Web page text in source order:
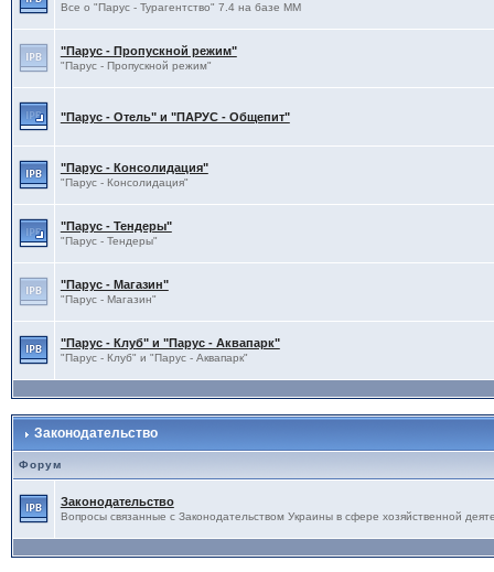
Все о "Парус - Турагентство" 7.4 на базе ММ
"Парус - Пропускной режим"
"Парус - Пропускной режим"
"Парус - Отель" и "ПАРУС - Общепит"
"Парус - Консолидация"
"Парус - Консолидация"
"Парус - Тендеры"
"Парус - Тендеры"
"Парус - Магазин"
"Парус - Магазин"
"Парус - Клуб" и "Парус - Аквапарк"
"Парус - Клуб" и "Парус - Аквапарк"
Законодательство
Форум
Законодательство
Вопросы связанные с Законодательством Украины в сфере хозяйственной